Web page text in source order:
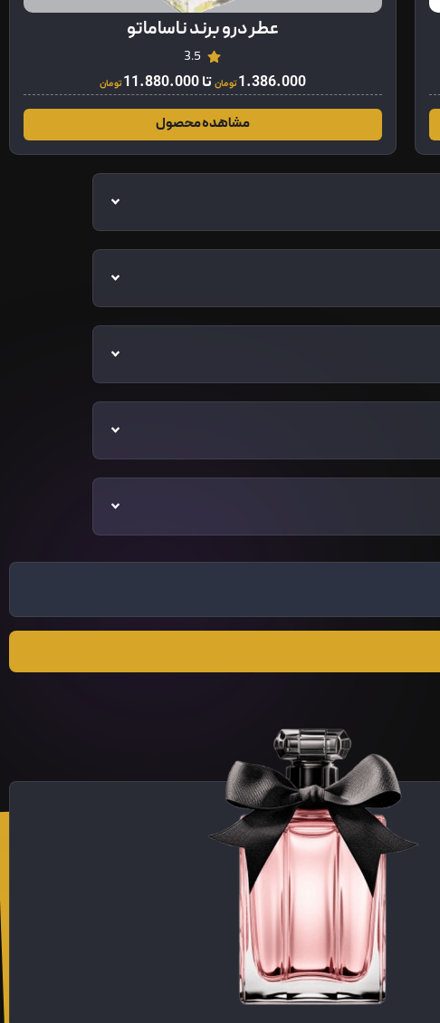
عطر درو برند ناساماتو
3.5
1.386.000تومان تا 11.880.000تومان
مشاهده محصول